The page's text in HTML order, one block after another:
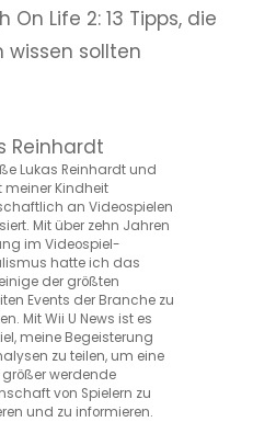
On Life 2: 13 Tipps, die
wissen sollten
Reinhardt
Lukas Reinhardt und
meiner Kindheit
an Videospielen
Mit über zehn Jahren
im Videospiel-
hatte ich das
der größten
Events der Branche zu
Mit Wii U News ist es
meine Begeisterung
zu teilen, um eine
werdende
von Spielern zu
und zu informieren.